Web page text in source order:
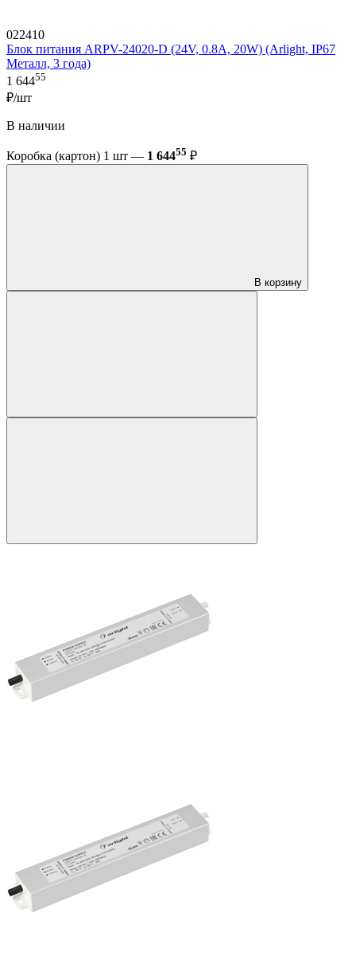
022410
Блок питания ARPV-24020-D (24V, 0.8A, 20W) (Arlight, IP67
Металл, 3 года)
1 64455
₽/шт
В наличии
Коробка (картон) 1 шт — 1 64455 ₽
В корзину